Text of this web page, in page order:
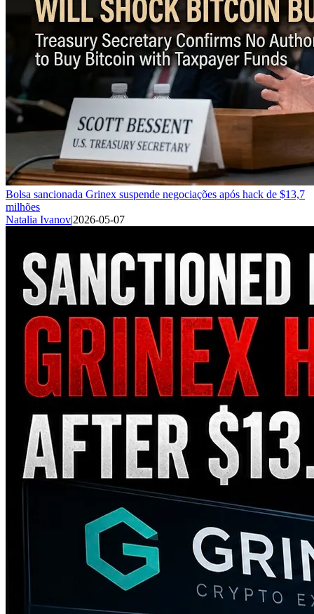
Bolsa sancionada Grinex suspende negociações após hack de $13,7
milhões
Natalia Ivanov|2026-05-07